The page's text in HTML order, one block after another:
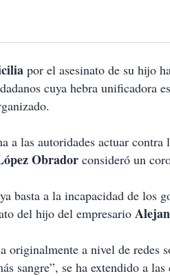
por el asesinato de su hijo
cuya hebra unificadora
a las autoridades actuar
Obrador consideró un
basta a la incapacidad de los
del hijo del empresario
originalmente a nivel de redes
sangre”, se ha extendido a las